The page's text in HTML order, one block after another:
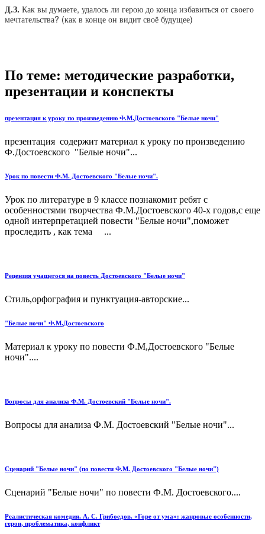
Д.З. Как вы думаете, удалось ли герою до конца избавиться от своего
мечтательства? (как в конце он видит своё будущее)
По теме: методические разработки,
презентации и конспекты
презентация к уроку по произведению Ф.М.Достоевского "Белые ночи"
презентация содержит материал к уроку по произведению
Ф.Достоевского "Белые ночи"...
Урок по повести Ф.М. Достоевского "Белые ночи".
Урок по литературе в 9 классе познакомит ребят с
особенностями творчества Ф.М.Достоевского 40-х годов,с еще
одной интерпретацией повести "Белые ночи",поможет
проследить , как тема ...
Рецензия учащегося на повесть Достоевского "Белые ночи"
Стиль,орфография и пунктуация-авторские...
"Белые ночи" Ф.М.Достоевского
Материал к уроку по повести Ф.М,Достоевского "Белые
ночи"....
Вопросы для анализа Ф.М. Достоевский "Белые ночи".
Вопросы для анализа Ф.М. Достоевский "Белые ночи"...
Сценарий "Белые ночи" (по повести Ф.М. Достоевского "Белые ночи")
Сценарий "Белые ночи" по повести Ф.М. Достоевского....
Реалистическая комедия. А. С. Грибоедов. «Горе от ума»: жанровые особенности,
герои, проблематика, конфликт